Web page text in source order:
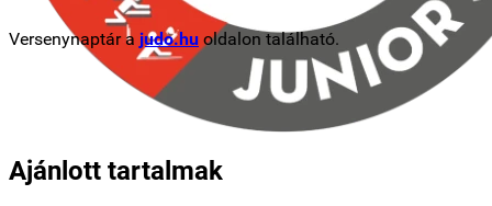
Versenynaptár a judo.hu oldalon található.
Ajánlott tartalmak